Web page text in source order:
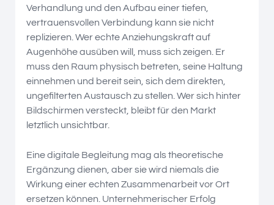
Verhandlung und den Aufbau einer tiefen,
vertrauensvollen Verbindung kann sie nicht
replizieren. Wer echte Anziehungskraft auf
Augenhöhe ausüben will, muss sich zeigen. Er
muss den Raum physisch betreten, seine Haltung
einnehmen und bereit sein, sich dem direkten,
ungefilterten Austausch zu stellen. Wer sich hinter
Bildschirmen versteckt, bleibt für den Markt
letztlich unsichtbar.
Eine digitale Begleitung mag als theoretische
Ergänzung dienen, aber sie wird niemals die
Wirkung einer echten Zusammenarbeit vor Ort
ersetzen können. Unternehmerischer Erfolg